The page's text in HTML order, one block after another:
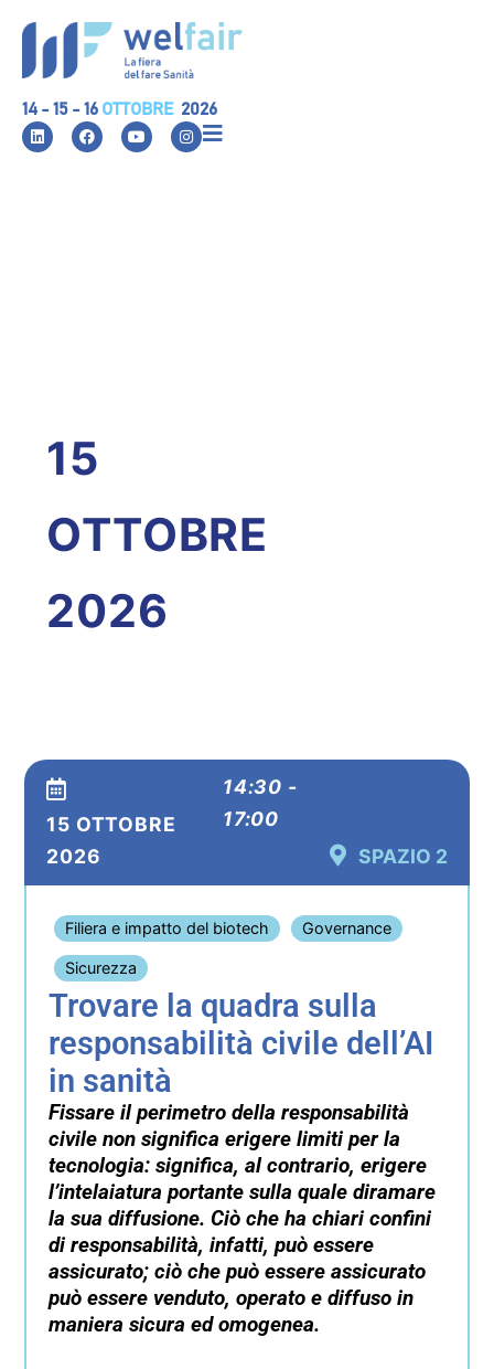
14 - 15 - 16 OTTOBRE 2026
15
OTTOBRE
2026
15 OTTOBRE
2026
14:30 -
17:00
SPAZIO 2
Filiera e impatto del biotech Governance
Sicurezza
Trovare la quadra sulla
responsabilità civile dell’AI
in sanità
Fissare il perimetro della responsabilità
civile non significa erigere limiti per la
tecnologia: significa, al contrario, erigere
l’intelaiatura portante sulla quale diramare
la sua diffusione. Ciò che ha chiari confini
di responsabilità, infatti, può essere
assicurato; ciò che può essere assicurato
può essere venduto, operato e diffuso in
maniera sicura ed omogenea.